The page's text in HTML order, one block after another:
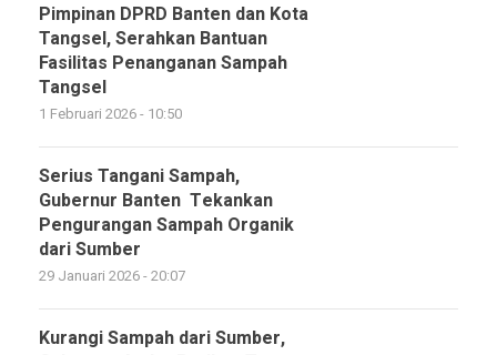
Pimpinan DPRD Banten dan Kota
Tangsel, Serahkan Bantuan
Fasilitas Penanganan Sampah
Tangsel
1 Februari 2026 - 10:50
Serius Tangani Sampah,
Gubernur Banten Tekankan
Pengurangan Sampah Organik
dari Sumber
29 Januari 2026 - 20:07
Kurangi Sampah dari Sumber,